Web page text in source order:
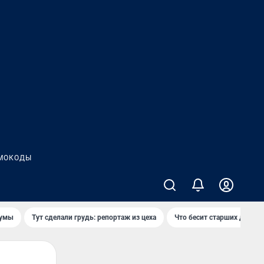
Тут сделали грудь: репортаж из цеха Что бесит старших детей